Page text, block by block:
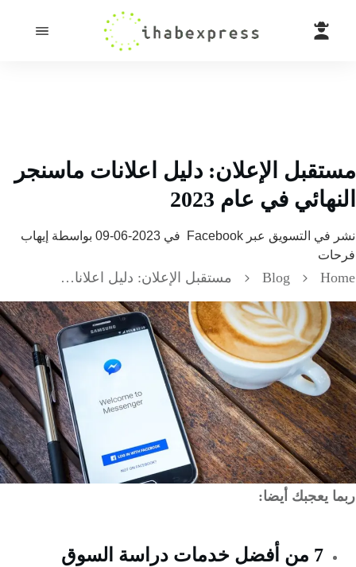
مستقبل الإعلان: دليل اعلانات ماسنجر
النهائي في عام 2023
نشر في التسويق عبر Facebook في 2023-06-09 بواسطة إيهاب
فرحات
Home
Blog مستقبل الإعلان: دليل اعلانات ماسنجر النهائي في عام 2023
ربما يعجبك أيضا:
7 من أفضل خدمات دراسة السوق